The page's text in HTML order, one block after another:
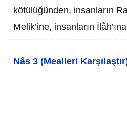
kötülüğünden, insanların
Melik’ine, insanların İlâh’ına
Nâs 3 (Mealleri